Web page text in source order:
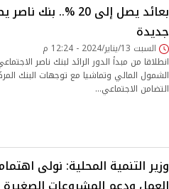
بعائد يصل إلى 20
جديدة
السبت 13/يناير/2024 - 12:24 م
انطلاقا من مبدأ الدور الرائد لبنك ناصر
الشمول المالي وتماشيا مع توجهات البنك
التضامن الاجتماعي…
وزير التنمية المحلية: نولى